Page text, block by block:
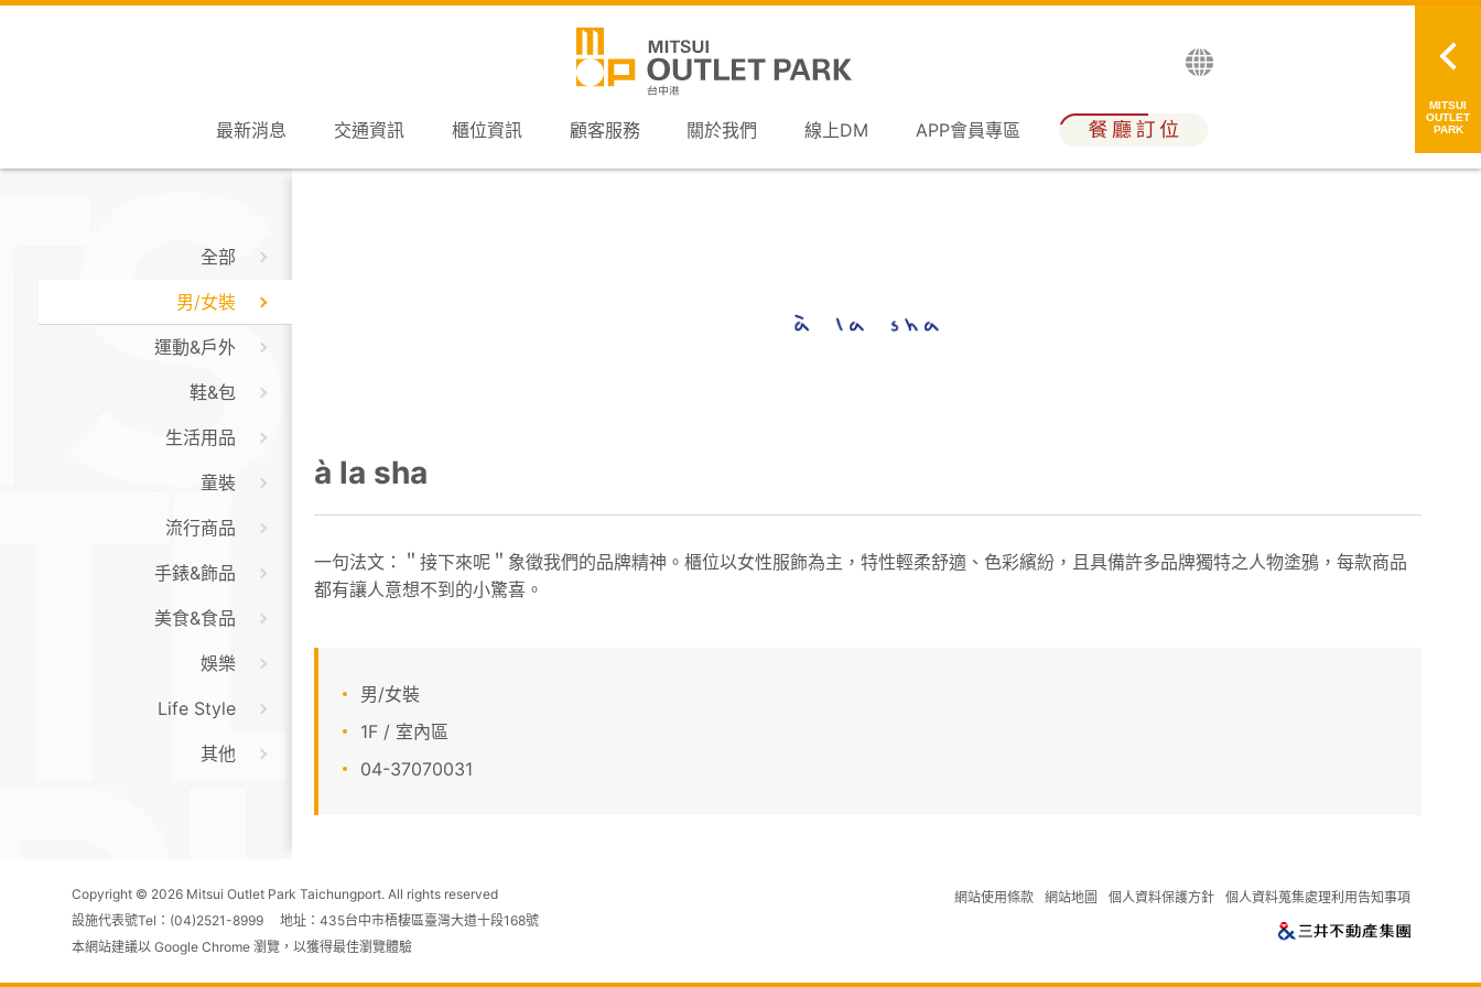
最新消息 交通資訊 櫃位資訊 顧客服務 關於我們 線上DM APP會員專區
MITSUI
OUTLET
PARK
全部
男/女裝
運動&戶外
鞋&包
生活用品
童裝
流行商品
手錶&飾品
美食&食品
娛樂
Life Style
其他
à la sha
一句法文：＂接下來呢＂象徵我們的品牌精神。櫃位以女性服飾為主，特性輕柔舒適、色彩繽紛，且具備許多品牌獨特之人物塗鴉，每款商品
都有讓人意想不到的小驚喜。
男/女裝
1F / 室內區
04-37070031
Copyright © 2026 Mitsui Outlet Park Taichungport. All rights reserved
設施代表號Tel：(04)2521-8999 地址：435台中市梧棲區臺灣大道十段168號
本網站建議以 Google Chrome 瀏覽，以獲得最佳瀏覽體驗
網站使用條款 網站地圖 個人資料保護方針 個人資料蒐集處理利用告知事項